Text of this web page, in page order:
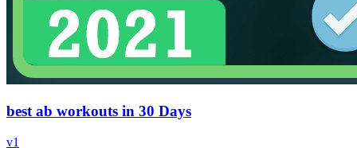
best ab workouts in 30 Days
v1